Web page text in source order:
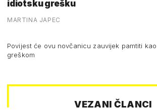
idiotsku grešku
MARTINA JAPEC
Povijest će ovu novčanicu zauvijek pamtiti
greškom
VEZANI ČLANCI